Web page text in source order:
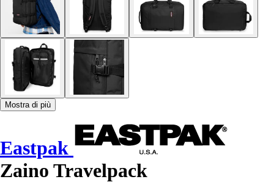
Mostra di più
Eastpak
Zaino Travelpack